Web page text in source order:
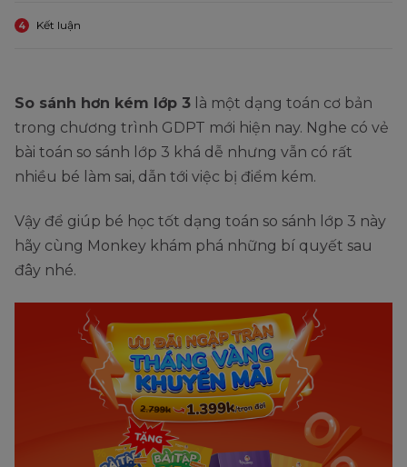
4 Kết luận
So sánh hơn kém lớp 3 là một dạng toán cơ bản
trong chương trình GDPT mới hiện nay. Nghe có vẻ
bài toán so sánh lớp 3 khá dễ nhưng vẫn có rất
nhiều bé làm sai, dẫn tới việc bị điểm kém.
Vậy để giúp bé học tốt dạng toán so sánh lớp 3 này
hãy cùng Monkey khám phá những bí quyết sau
đây nhé.